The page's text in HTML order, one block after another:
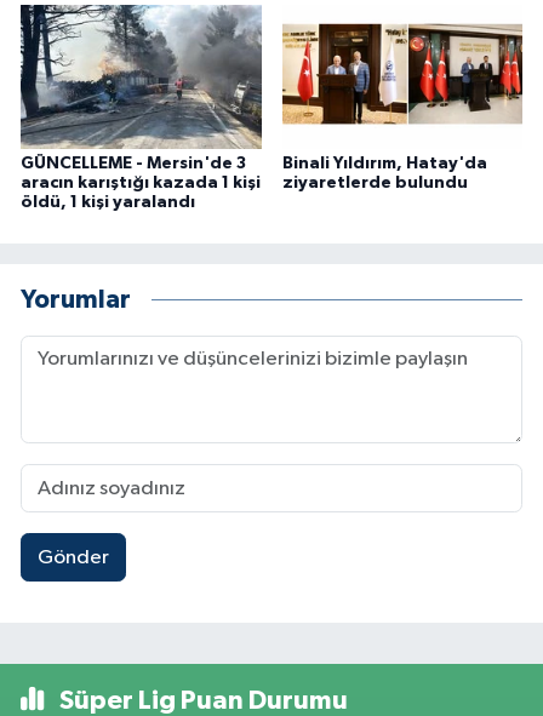
GÜNCELLEME - Mersin'de 3
aracın karıştığı kazada 1 kişi
öldü, 1 kişi yaralandı
Binali Yıldırım, Hatay'da
ziyaretlerde bulundu
Yorumlar
Gönder
Süper Lig Puan Durumu